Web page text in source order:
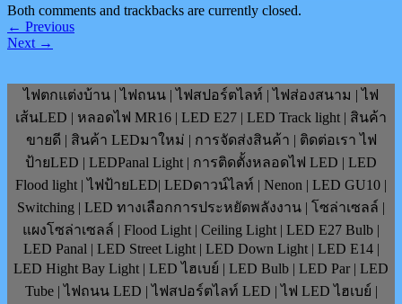
Both comments and trackbacks are currently closed.
← Previous
Next →
ไฟตกแต่งบ้าน | ไฟถนน | ไฟสปอร์ตไลท์ | ไฟส่องสนาม | ไฟ
เส้นLED | หลอดไฟ MR16 | LED E27 | LED Track light | สินค้า
ขายดี | สินค้า LEDมาใหม่ | การจัดส่งสินค้า | ติดต่อเรา ไฟ
ป้ายLED | LEDPanal Light | การติดตั้งหลอดไฟ LED | LED
Flood light | ไฟป้ายLED| LEDดาวน์ไลท์ | Nenon | LED GU10 |
Switching | LED ทางเลือกการประหยัดพลังงาน | โซล่าเซลล์ |
แผงโซล่าเซลล์ | Flood Light | Ceiling Light | LED E27 Bulb |
LED Panal | LED Street Light | LED Down Light | LED E14 |
LED Hight Bay Light | LED ไฮเบย์ | LED Bulb | LED Par | LED
Tube | ไฟถนน LED | ไฟสปอร์ตไลท์ LED | ไฟ LED ไฮเบย์ |